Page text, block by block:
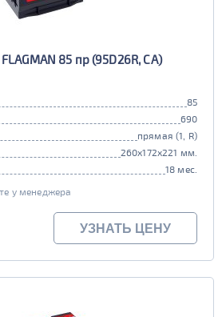
85 пр (95D26R, CA)
85
690
прямая (1, R)
260x172x221 мм.
18 мес.
у менеджера
УЗНАТЬ ЦЕНУ